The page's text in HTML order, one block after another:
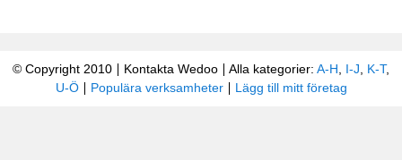
© Copyright 2010 Kontakta Wedoo Alla kategorier: A-H I-J K-T,
U-Ö
Populära verksamheter Lägg till mitt företag